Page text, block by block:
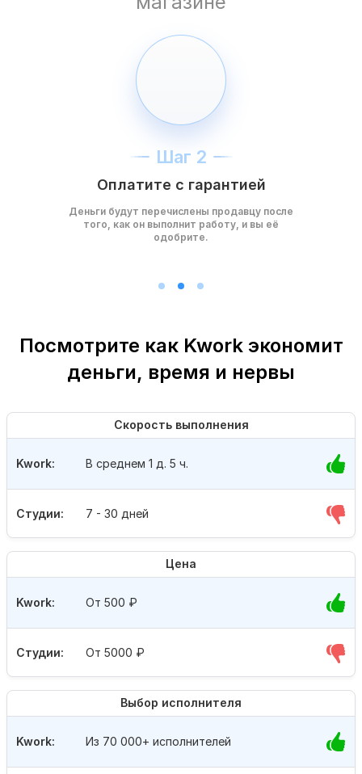
Шаг 2
Оплатите с гарантией
Деньги будут перечислены продавцу после
того, как он выполнит работу, и вы её
одобрите.
Посмотрите как Kwork экономит
деньги, время и нервы
Скорость выполнения
Студии: 7 - 30 дней
Kwork: В среднем 1 д. 5 ч.
Цена
Студии: От 5000 ₽
Kwork: От 500 ₽
Выбор исполнителя
Kwork: Из 70 000+ исполнителей